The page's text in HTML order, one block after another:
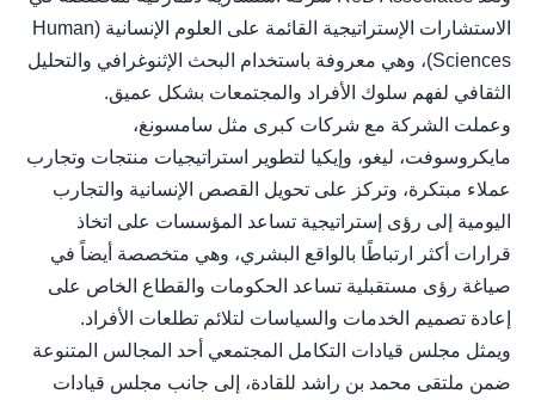
الاستشارات الإستراتيجية القائمة على العلوم الإنسانية (Human
Sciences)، وهي معروفة باستخدام البحث الإثنوغرافي والتحليل
الثقافي لفهم سلوك الأفراد والمجتمعات بشكل عميق.
وعملت الشركة مع شركات كبرى مثل سامسونغ،
مايكروسوفت، ليغو، وإيكيا لتطوير استراتيجيات منتجات وتجارب
عملاء مبتكرة، وتركز على تحويل القصص الإنسانية والتجارب
اليومية إلى رؤى إستراتيجية تساعد المؤسسات على اتخاذ
قرارات أكثر ارتباطًا بالواقع البشري، وهي متخصصة أيضاً في
صياغة رؤى مستقبلية تساعد الحكومات والقطاع الخاص على
إعادة تصميم الخدمات والسياسات لتلائم تطلعات الأفراد.
ويمثل مجلس قيادات التكامل المجتمعي أحد المجالس المتنوعة
ضمن ملتقى محمد بن راشد للقادة، إلى جانب مجلس قيادات